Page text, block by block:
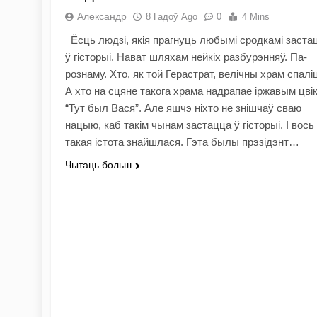
Александр 8 Гадоў Ago 0 4 Mins
Ёсць людзі, якія прагнуць любымі сродкамі
ў гісторыі. Нават шляхам нейкіх разбурэнняў. Па-
рознаму. Хто, як той Герастрат, велічны храм
А хто на сцяне такога храма надрапае іржавым
“Тут был Вася”. Але яшчэ ніхто не знішчаў сваю
нацыю, каб такім чынам застацца ў гісторыі. І вось
такая істота знайшлася. Гэта былы прэзідэнт…
Чытаць больш